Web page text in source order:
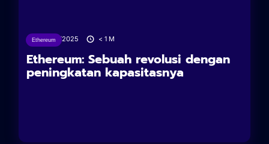
Ethereum
28/04/2025 < 1 M
Ethereum: Sebuah revolusi dengan
peningkatan kapasitasnya